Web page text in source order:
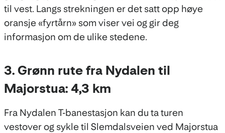
til vest. Langs strekningen er det satt opp høye
oransje «fyrtårn» som viser vei og gir deg
informasjon om de ulike stedene.
3. Grønn rute fra Nydalen til
Majorstua: 4,3 km
Fra Nydalen T-banestasjon kan du ta turen
vestover og sykle til Slemdalsveien ved Majorstua